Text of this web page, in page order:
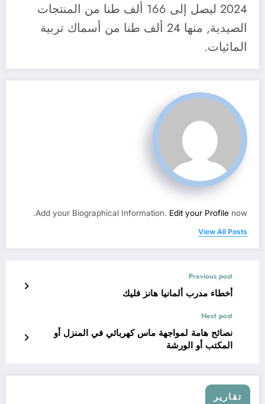
2024 ليصل إلى 166 ألف طنا من المنتجات
الصيدية, منها 24 ألف طنا من أسماك تربية
المائيات.
Add your Biographical Information. Edit your Profile now.
View All Posts
Previous post
أخطاء مدرب ألمانيا هانز فليك
Next post
نصائح هامة لمواجهة ماس كهربائي في المنزل أو
المكتب أو الورشة
تقارير